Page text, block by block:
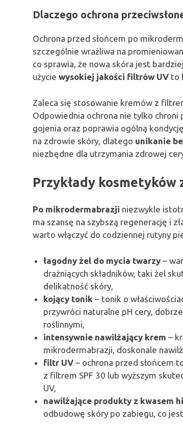
Dlaczego ochrona
Ochrona przed słońcem po
szczególnie wrażliwa na
co sprawia, że nowa skóra jest
użycie wysokiej jakości filtrów UV to
Zaleca się stosowanie kremów z
Odpowiednia ochrona nie tylko
gojenia oraz poprawia ogólną
na zdrowie skóry, dlatego unikanie
niezbędne dla utrzymania zdrowej
Przykłady
Po mikrodermabrazji niezwykle
ma szansę na szybszą regenerację i
warto włączyć do codziennej rutyny
łagodny żel do mycia twarzy –
drażniących składników, taki żel
delikatność skóry,
kojący tonik – tonik o
przywróci naturalne pH cery,
roślinnymi,
intensywnie nawilżający krem –
mikrodermabrazji, doskonale
filtr UV – ochrona przed słońcem
z filtrem SPF 30 lub wyższym
UV,
nawilżające produkty z kwasem
odbudowę skóry po zabiegu, co